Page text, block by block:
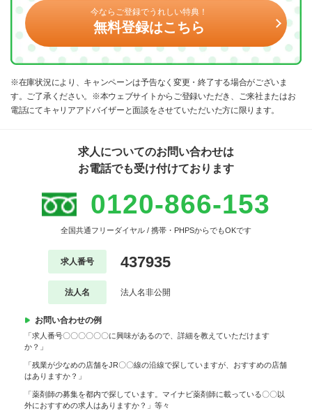
今ならご登録でうれしい特典！
無料登録はこちら
※在庫状況により、キャンペーンは予告なく変更・終了する場合がございま
す。ご了承ください。※本ウェブサイトからご登録いただき、ご来社またはお
電話にてキャリアアドバイザーと面談をさせていただいた方に限ります。
求人についてのお問い合わせは
お電話でも受け付けております
0120-866-153
全国共通フリーダイヤル / 携帯・PHPSからでもOKです
求人番号 437935
法人名 法人名非公開
お問い合わせの例
「求人番号〇〇〇〇〇〇に興味があるので、詳細を教えていただけます
か？」
「残業が少なめの店舗をJR〇〇線の沿線で探していますが、おすすめの店舗
はありますか？」
「薬剤師の募集を都内で探しています。マイナビ薬剤師に載っている〇〇以
外におすすめの求人はありますか？」等々